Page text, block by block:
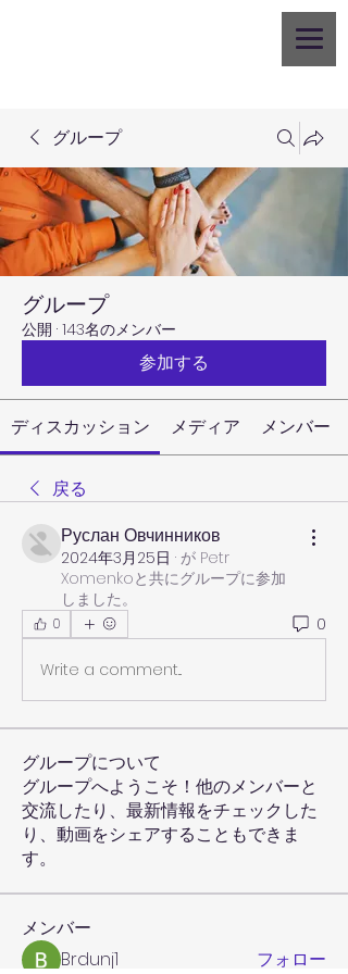
グループ
グループ
公開 · 143名のメンバー
参加する
ディスカッション メディア メンバー
戻る
Руслан Овчинников
2024年3月25日 · が Petr
Xomenkoと共にグループに参加
しました。
0 0
Write a comment...
グループについて
グループへようこそ！他のメンバーと
交流したり、最新情報をチェックした
り、動画をシェアすることもできま
す。
メンバー
Brdunj1 フォロー